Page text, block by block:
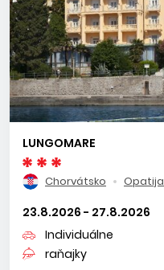
LUNGOMARE
Chorvátsko Opatija
23.8.2026 - 27.8.2026
Individuálne
raňajky